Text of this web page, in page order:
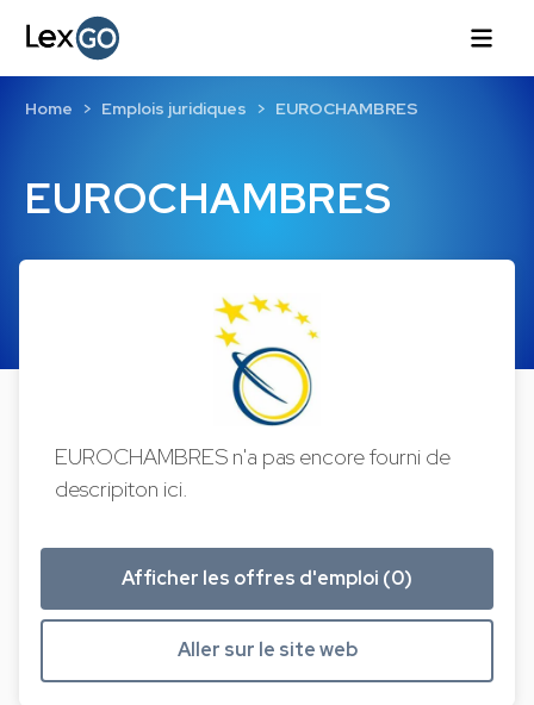
EUROCHAMBRES
Home Emplois juridiques EUROCHAMBRES
EUROCHAMBRES n'a pas encore fourni de
descripiton ici.
Afficher les offres d'emploi (0)
Aller sur le site web